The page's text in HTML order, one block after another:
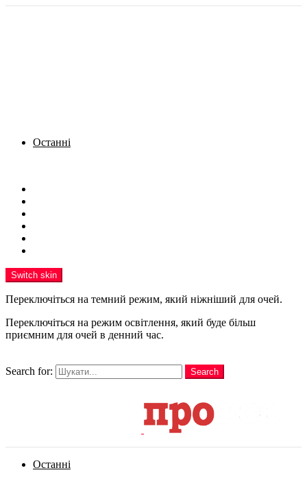
Останні
Switch skin
Переключіться на темний режим, який ніжніший для очей.
Переключіться на режим освітлення, який буде більш
приємним для очей в денний час.
Search for:
Search
Останні